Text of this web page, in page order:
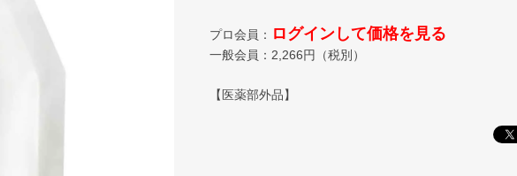
プロ会員： ログインして価格を見る
一般会員： 2,266円（税別）
【医薬部外品】